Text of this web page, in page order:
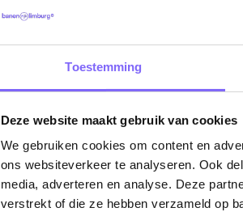
Toestemming
Deze website maakt gebruik van cookies
We gebruiken cookies om content en
ons websiteverkeer te analyseren. Ook
media, adverteren en analyse. Deze
verstrekt of die ze hebben verzameld op
Terug naar alle